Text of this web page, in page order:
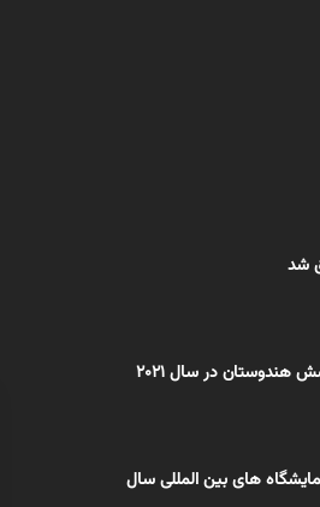
شد
در سال 2021
های بین المللی سال